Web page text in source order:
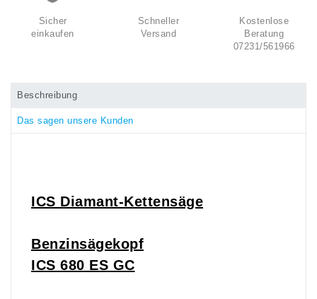
Sicher
einkaufen
Schneller
Versand
Kostenlose
Beratung
07231/561966
Beschreibung
Das sagen unsere Kunden
ICS Diamant-Kettensäge
Benzinsägekopf
ICS 680 ES GC